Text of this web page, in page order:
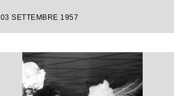
03 SETTEMBRE 1957